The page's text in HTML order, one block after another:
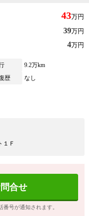
43万円
39万円
4万円
9.2万km
歴
なし
１Ｆ
合せ
号が通知されます。